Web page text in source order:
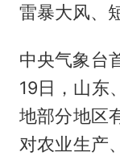
雷暴大风、
中央气象台
19日，山东
地部分地区
对农业生产